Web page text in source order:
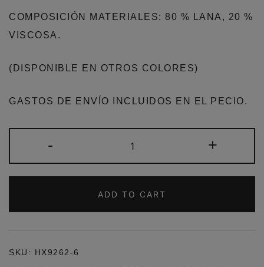
COMPOSICIÓN MATERIALES: 80 % LANA, 20 %
VISCOSA.
(DISPONIBLE EN OTROS COLORES)
GASTOS DE ENVÍO INCLUIDOS EN EL PECIO.
-
AZUL
ELÉCTRICO
(DIENTE
DE
+
ADD TO CART
SKU: HX9262-6